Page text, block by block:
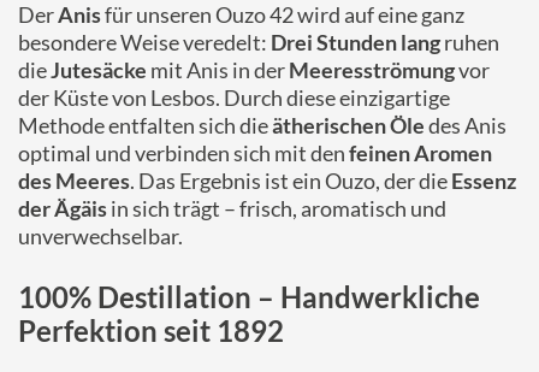
DerAnisfür unseren Ouzo 42 wird auf eine ganz
besondere Weise veredelt: Drei Stunden langruhen
dieJutesäcke mit Anis in derMeeresströmungvor
der Küste von Lesbos. Durch diese einzigartige
Methode entfalten sich dieätherischen Öledes Anis
optimal und verbinden sich mit denfeinen Aromen
des Meeres. Das Ergebnis ist ein Ouzo, der dieEssenz
der Ägäisin sich trägt – frisch, aromatisch und
unverwechselbar.
100% Destillation – Handwerkliche
Perfektion seit 1892